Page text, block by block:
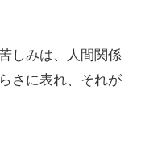
しみは、人間関係
さに表れ、それが